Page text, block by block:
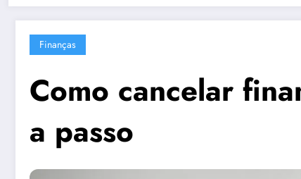
Finanças
Como cancelar
a passo